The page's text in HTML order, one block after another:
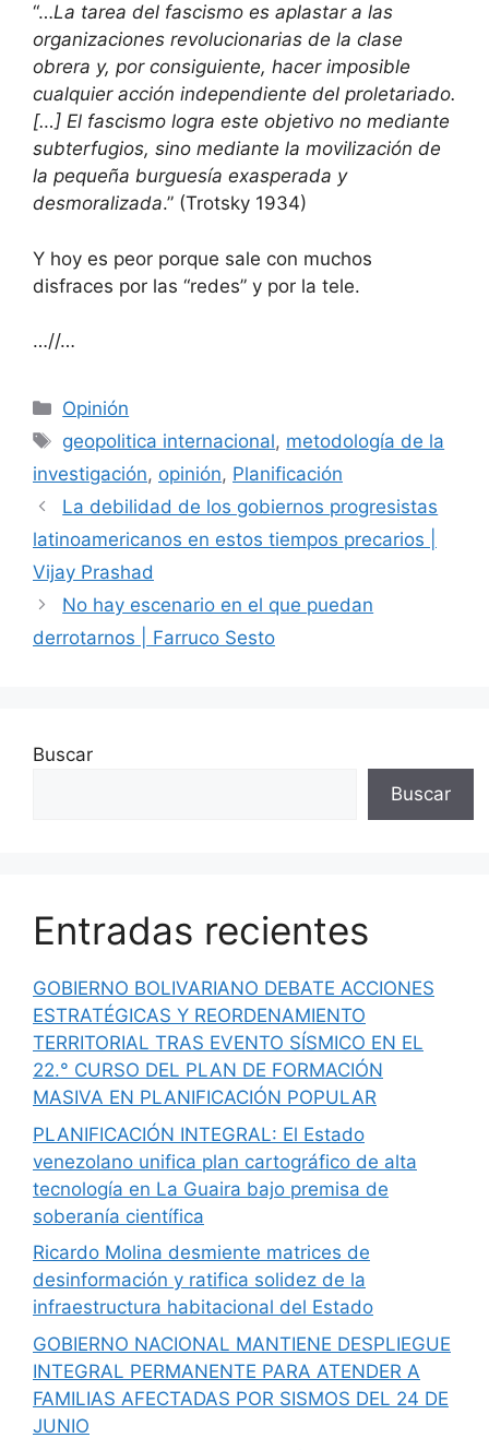
“…La tarea del fascismo es aplastar a las
organizaciones revolucionarias de la clase
obrera y, por consiguiente, hacer imposible
cualquier acción independiente del proletariado.
[…] El fascismo logra este objetivo no mediante
subterfugios, sino mediante la movilización de
la pequeña burguesía exasperada y
desmoralizada.” (Trotsky 1934)
Y hoy es peor porque sale con muchos
disfraces por las “redes” y por la tele.
…//…
Opinión
geopolitica internacional, metodología de la
investigación, opinión, Planificación
La debilidad de los gobiernos progresistas
latinoamericanos en estos tiempos precarios |
Vijay Prashad
No hay escenario en el que puedan
derrotarnos | Farruco Sesto
Buscar
Buscar
Entradas recientes
GOBIERNO BOLIVARIANO DEBATE ACCIONES
ESTRATÉGICAS Y REORDENAMIENTO
TERRITORIAL TRAS EVENTO SÍSMICO EN EL
22.° CURSO DEL PLAN DE FORMACIÓN
MASIVA EN PLANIFICACIÓN POPULAR
PLANIFICACIÓN INTEGRAL: El Estado
venezolano unifica plan cartográfico de alta
tecnología en La Guaira bajo premisa de
soberanía científica
Ricardo Molina desmiente matrices de
desinformación y ratifica solidez de la
infraestructura habitacional del Estado
GOBIERNO NACIONAL MANTIENE DESPLIEGUE
INTEGRAL PERMANENTE PARA ATENDER A
FAMILIAS AFECTADAS POR SISMOS DEL 24 DE
JUNIO